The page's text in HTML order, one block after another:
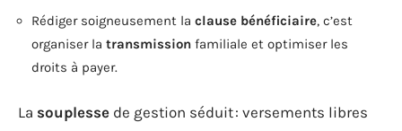
Rédiger soigneusement la clause bénéficiaire, c’est
organiser la transmission familiale et optimiser les
droits à payer.
La souplesse de gestion séduit : versements libres